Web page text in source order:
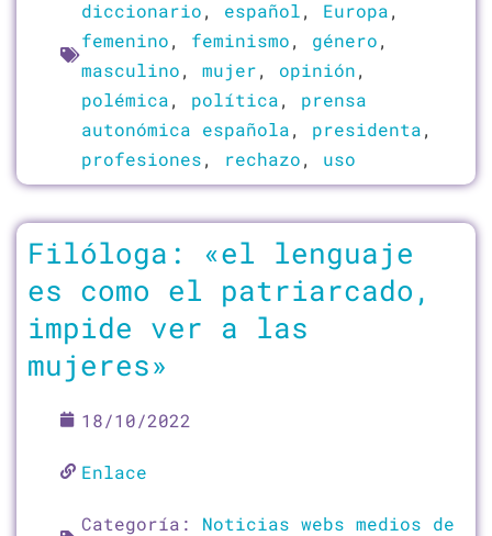
diccionario, español, Europa,
femenino, feminismo, género,
masculino, mujer, opinión,
polémica, política, prensa
autonómica española, presidenta,
profesiones, rechazo, uso
Filóloga: «el lenguaje
es como el patriarcado,
impide ver a las
mujeres»
18/10/2022
Enlace
Categoría: Noticias webs medios de